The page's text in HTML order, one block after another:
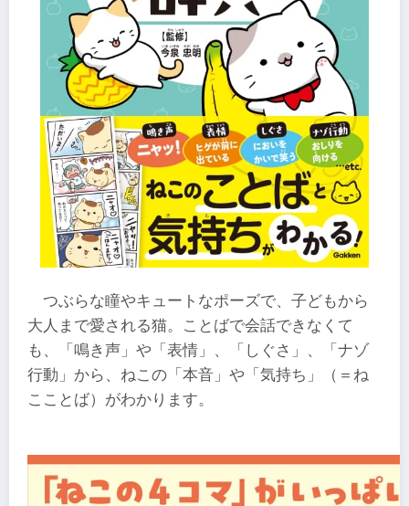
つぶらな瞳やキュートなポーズで、子どもから
大人まで愛される猫。ことばで会話できなくて
も、「鳴き声」や「表情」、「しぐさ」、「ナゾ
行動」から、ねこの「本音」や「気持ち」（＝ね
こことば）がわかります。